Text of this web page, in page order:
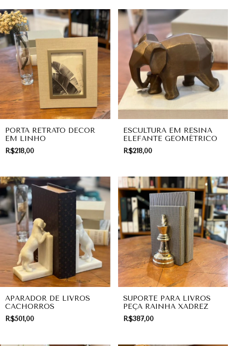
PORTA RETRATO DECOR
EM LINHO
R$218,00
ESCULTURA EM RESINA
ELEFANTE GEOMÉTRICO
R$218,00
APARADOR DE LIVROS
CACHORROS
R$501,00
SUPORTE PARA LIVROS
PEÇA RAINHA XADREZ
R$387,00